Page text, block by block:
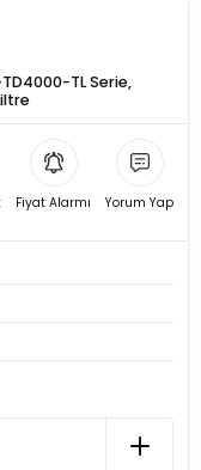
TL Serie,
Fiyat Alarmı Yorum Yap